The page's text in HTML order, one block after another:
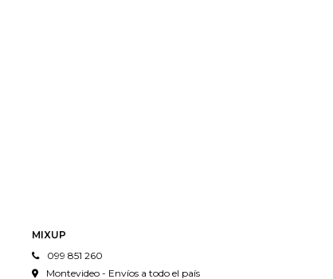
MIXUP
099 851 260
Montevideo - Envíos a todo el país